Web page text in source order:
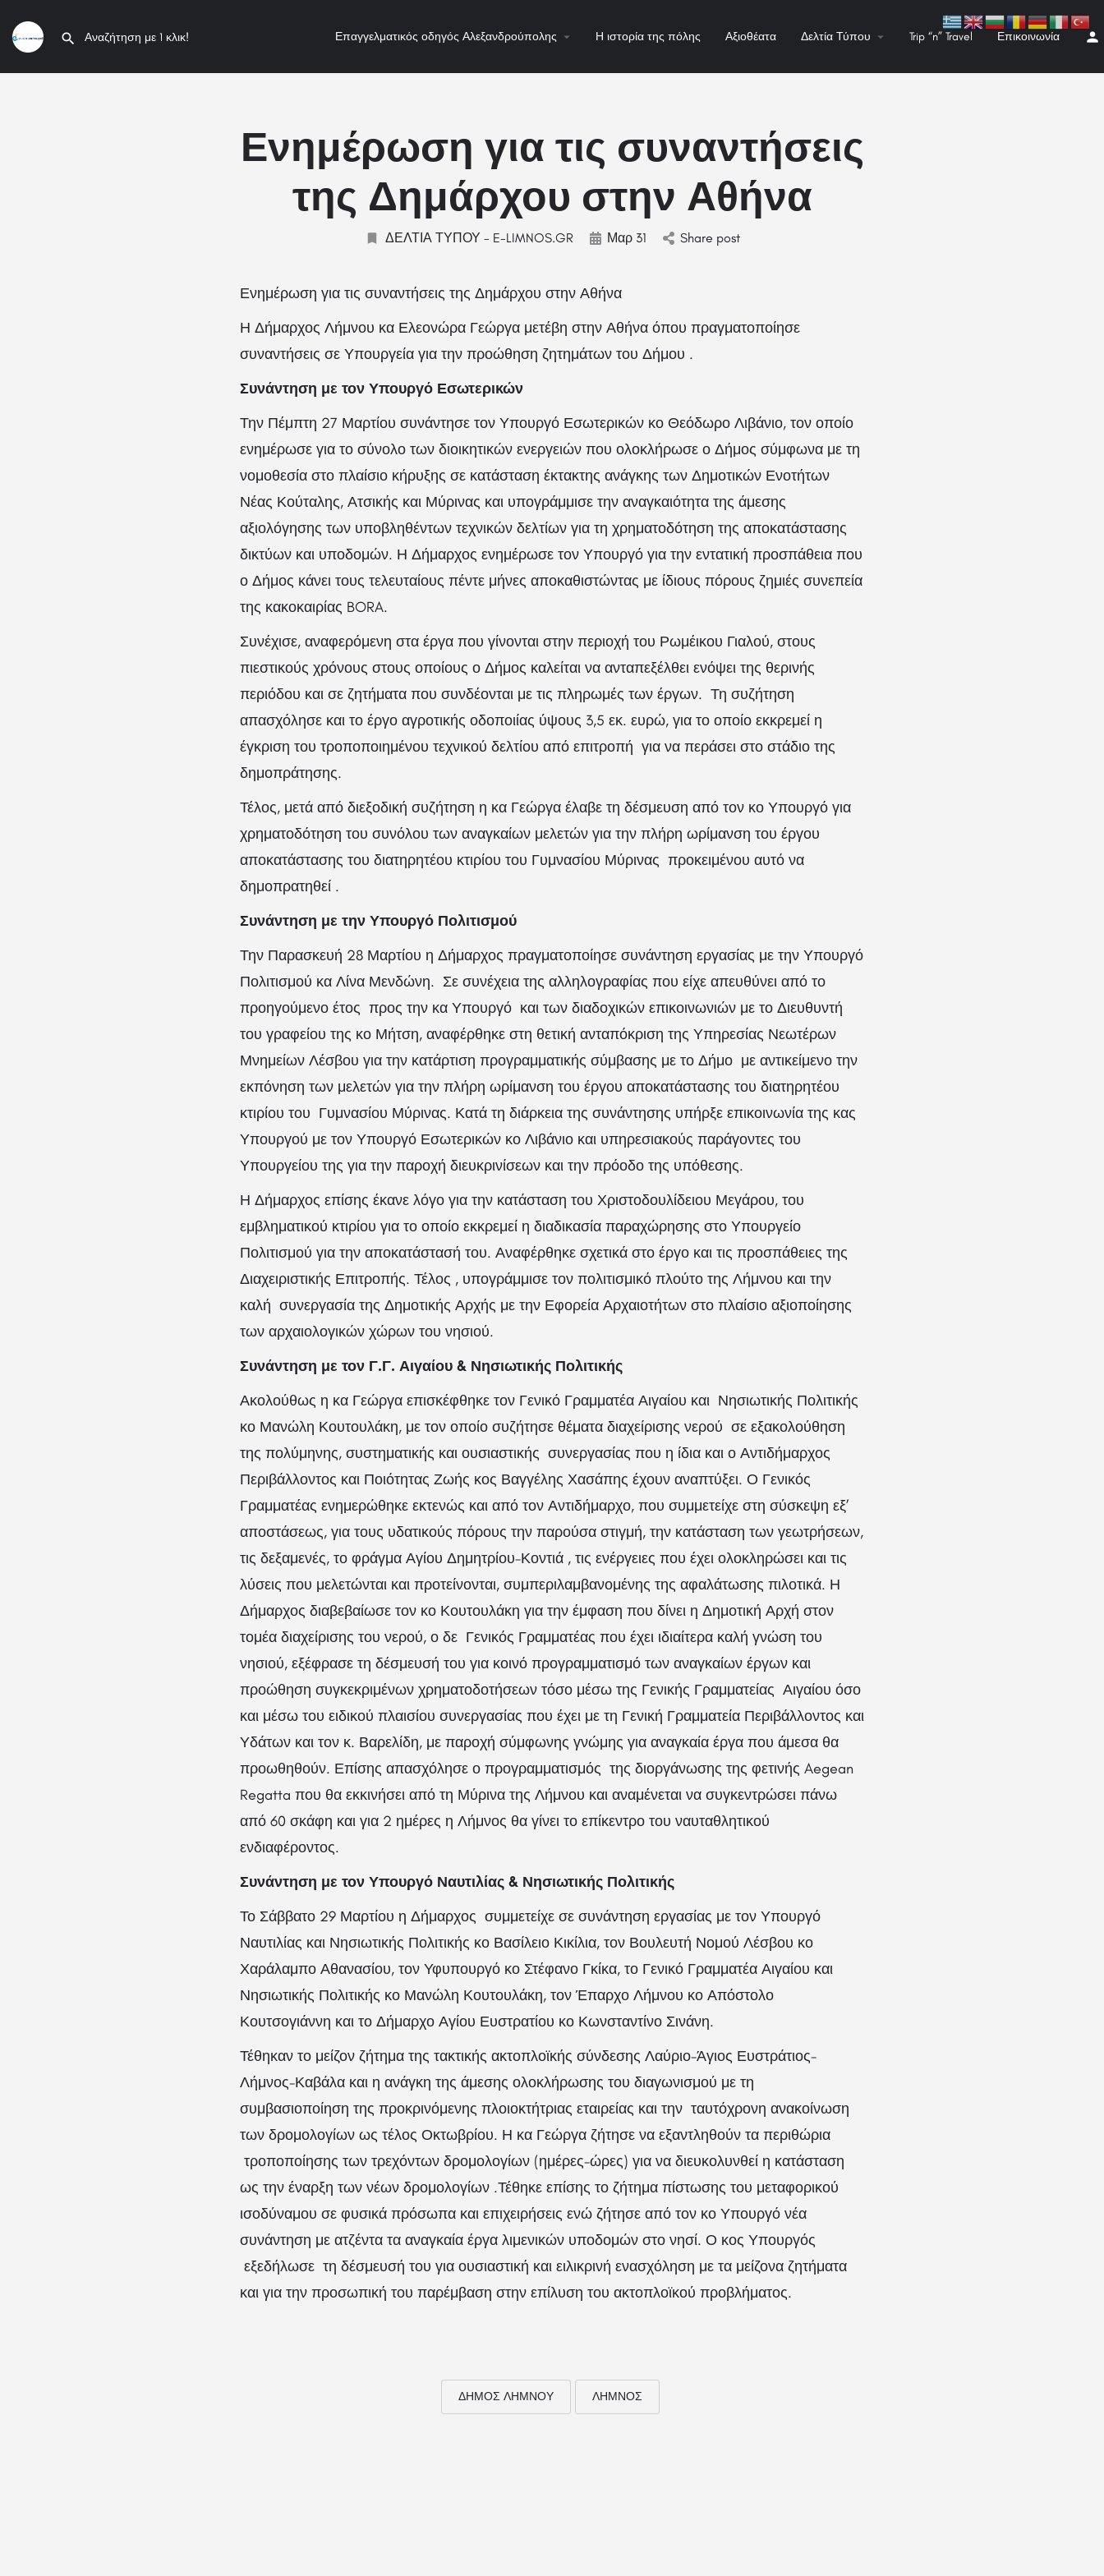
Επαγγελματικός οδηγός Αλεξανδρούπολης Η ιστορία της πόλης Αξιοθέατα Δελτία Τύπου Trip “n” Travel Επικοινωνία
Ενημέρωση για τις συναντήσεις
της Δημάρχου στην Αθήνα
ΔΕΛΤΙΑ ΤΥΠΟΥ - E-LIMNOS.GR Μαρ 31 Share post
Ενημέρωση για τις συναντήσεις της Δημάρχου στην Αθήνα
Η Δήμαρχος Λήμνου κα Ελεονώρα Γεώργα μετέβη στην Αθήνα όπου πραγματοποίησε
συναντήσεις σε Υπουργεία για την προώθηση ζητημάτων του Δήμου .
Συνάντηση με τον Υπουργό Εσωτερικών
Την Πέμπτη 27 Μαρτίου συνάντησε τον Υπουργό Εσωτερικών κο Θεόδωρο Λιβάνιο, τον οποίο
ενημέρωσε για το σύνολο των διοικητικών ενεργειών που ολοκλήρωσε ο Δήμος σύμφωνα με τη
νομοθεσία στο πλαίσιο κήρυξης σε κατάσταση έκτακτης ανάγκης των Δημοτικών Ενοτήτων
Νέας Κούταλης, Ατσικής και Μύρινας και υπογράμμισε την αναγκαιότητα της άμεσης
αξιολόγησης των υποβληθέντων τεχνικών δελτίων για τη χρηματοδότηση της αποκατάστασης
δικτύων και υποδομών. Η Δήμαρχος ενημέρωσε τον Υπουργό για την εντατική προσπάθεια που
ο Δήμος κάνει τους τελευταίους πέντε μήνες αποκαθιστώντας με ίδιους πόρους ζημιές συνεπεία
της κακοκαιρίας BORA.
Συνέχισε, αναφερόμενη στα έργα που γίνονται στην περιοχή του Ρωμέικου Γιαλού, στους
πιεστικούς χρόνους στους οποίους ο Δήμος καλείται να ανταπεξέλθει ενόψει της θερινής
περιόδου και σε ζητήματα που συνδέονται με τις πληρωμές των έργων. Τη συζήτηση
απασχόλησε και το έργο αγροτικής οδοποιίας ύψους 3,5 εκ. ευρώ, για το οποίο εκκρεμεί η
έγκριση του τροποποιημένου τεχνικού δελτίου από επιτροπή για να περάσει στο στάδιο της
δημοπράτησης.
Τέλος, μετά από διεξοδική συζήτηση η κα Γεώργα έλαβε τη δέσμευση από τον κο Υπουργό για
χρηματοδότηση του συνόλου των αναγκαίων μελετών για την πλήρη ωρίμανση του έργου
αποκατάστασης του διατηρητέου κτιρίου του Γυμνασίου Μύρινας προκειμένου αυτό να
δημοπρατηθεί .
Συνάντηση με την Υπουργό Πολιτισμού
Την Παρασκευή 28 Μαρτίου η Δήμαρχος πραγματοποίησε συνάντηση εργασίας με την Υπουργό
Πολιτισμού κα Λίνα Μενδώνη. Σε συνέχεια της αλληλογραφίας που είχε απευθύνει από το
προηγούμενο έτος προς την κα Υπουργό και των διαδοχικών επικοινωνιών με το Διευθυντή
του γραφείου της κο Μήτση, αναφέρθηκε στη θετική ανταπόκριση της Υπηρεσίας Νεωτέρων
Μνημείων Λέσβου για την κατάρτιση προγραμματικής σύμβασης με το Δήμο με αντικείμενο την
εκπόνηση των μελετών για την πλήρη ωρίμανση του έργου αποκατάστασης του διατηρητέου
κτιρίου του Γυμνασίου Μύρινας. Κατά τη διάρκεια της συνάντησης υπήρξε επικοινωνία της κας
Υπουργού με τον Υπουργό Εσωτερικών κο Λιβάνιο και υπηρεσιακούς παράγοντες του
Υπουργείου της για την παροχή διευκρινίσεων και την πρόοδο της υπόθεσης.
Η Δήμαρχος επίσης έκανε λόγο για την κατάσταση του Χριστοδουλίδειου Μεγάρου, του
εμβληματικού κτιρίου για το οποίο εκκρεμεί η διαδικασία παραχώρησης στο Υπουργείο
Πολιτισμού για την αποκατάστασή του. Αναφέρθηκε σχετικά στο έργο και τις προσπάθειες της
Διαχειριστικής Επιτροπής. Τέλος , υπογράμμισε τον πολιτισμικό πλούτο της Λήμνου και την
καλή συνεργασία της Δημοτικής Αρχής με την Εφορεία Αρχαιοτήτων στο πλαίσιο αξιοποίησης
των αρχαιολογικών χώρων του νησιού.
Συνάντηση με τον Γ.Γ. Αιγαίου & Νησιωτικής Πολιτικής
Ακολούθως η κα Γεώργα επισκέφθηκε τον Γενικό Γραμματέα Αιγαίου και Νησιωτικής Πολιτικής
κο Μανώλη Κουτουλάκη, με τον οποίο συζήτησε θέματα διαχείρισης νερού σε εξακολούθηση
της πολύμηνης, συστηματικής και ουσιαστικής συνεργασίας που η ίδια και ο Αντιδήμαρχος
Περιβάλλοντος και Ποιότητας Ζωής κος Βαγγέλης Χασάπης έχουν αναπτύξει. Ο Γενικός
Γραμματέας ενημερώθηκε εκτενώς και από τον Αντιδήμαρχο, που συμμετείχε στη σύσκεψη εξ’
αποστάσεως, για τους υδατικούς πόρους την παρούσα στιγμή, την κατάσταση των γεωτρήσεων,
τις δεξαμενές, το φράγμα Αγίου Δημητρίου-Κοντιά , τις ενέργειες που έχει ολοκληρώσει και τις
λύσεις που μελετώνται και προτείνονται, συμπεριλαμβανομένης της αφαλάτωσης πιλοτικά. Η
Δήμαρχος διαβεβαίωσε τον κο Κουτουλάκη για την έμφαση που δίνει η Δημοτική Αρχή στον
τομέα διαχείρισης του νερού, ο δε Γενικός Γραμματέας που έχει ιδιαίτερα καλή γνώση του
νησιού, εξέφρασε τη δέσμευσή του για κοινό προγραμματισμό των αναγκαίων έργων και
προώθηση συγκεκριμένων χρηματοδοτήσεων τόσο μέσω της Γενικής Γραμματείας Αιγαίου όσο
και μέσω του ειδικού πλαισίου συνεργασίας που έχει με τη Γενική Γραμματεία Περιβάλλοντος και
Υδάτων και τον κ. Βαρελίδη, με παροχή σύμφωνης γνώμης για αναγκαία έργα που άμεσα θα
προωθηθούν. Επίσης απασχόλησε ο προγραμματισμός της διοργάνωσης της φετινής Aegean
Regatta που θα εκκινήσει από τη Μύρινα της Λήμνου και αναμένεται να συγκεντρώσει πάνω
από 60 σκάφη και για 2 ημέρες η Λήμνος θα γίνει το επίκεντρο του ναυταθλητικού
ενδιαφέροντος.
Συνάντηση με τον Υπουργό Ναυτιλίας & Νησιωτικής Πολιτικής
Το Σάββατο 29 Μαρτίου η Δήμαρχος συμμετείχε σε συνάντηση εργασίας με τον Υπουργό
Ναυτιλίας και Νησιωτικής Πολιτικής κο Βασίλειο Κικίλια, τον Βουλευτή Νομού Λέσβου κο
Χαράλαμπο Αθανασίου, τον Υφυπουργό κο Στέφανο Γκίκα, το Γενικό Γραμματέα Αιγαίου και
Νησιωτικής Πολιτικής κο Μανώλη Κουτουλάκη, τον Έπαρχο Λήμνου κο Απόστολο
Κουτσογιάννη και το Δήμαρχο Αγίου Ευστρατίου κο Κωνσταντίνο Σινάνη.
Τέθηκαν το μείζον ζήτημα της τακτικής ακτοπλοϊκής σύνδεσης Λαύριο-Άγιος Ευστράτιος-
Λήμνος-Καβάλα και η ανάγκη της άμεσης ολοκλήρωσης του διαγωνισμού με τη
συμβασιοποίηση της προκρινόμενης πλοιοκτήτριας εταιρείας και την ταυτόχρονη ανακοίνωση
των δρομολογίων ως τέλος Οκτωβρίου. Η κα Γεώργα ζήτησε να εξαντληθούν τα περιθώρια
τροποποίησης των τρεχόντων δρομολογίων (ημέρες-ώρες) για να διευκολυνθεί η κατάσταση
ως την έναρξη των νέων δρομολογίων .Τέθηκε επίσης το ζήτημα πίστωσης του μεταφορικού
ισοδύναμου σε φυσικά πρόσωπα και επιχειρήσεις ενώ ζήτησε από τον κο Υπουργό νέα
συνάντηση με ατζέντα τα αναγκαία έργα λιμενικών υποδομών στο νησί. Ο κος Υπουργός
εξεδήλωσε τη δέσμευσή του για ουσιαστική και ειλικρινή ενασχόληση με τα μείζονα ζητήματα
και για την προσωπική του παρέμβαση στην επίλυση του ακτοπλοϊκού προβλήματος.
ΔΗΜΟΣ ΛΗΜΝΟΥ ΛΗΜΝΟΣ